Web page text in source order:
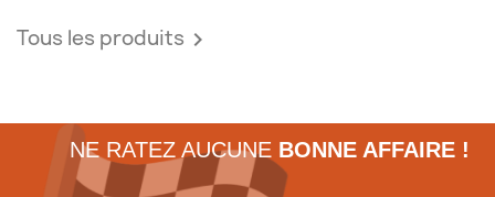
Tous les produits 
NE RATEZ AUCUNE BONNE AFFAIRE !